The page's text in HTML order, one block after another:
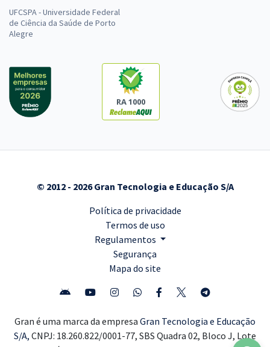
UFCSPA - Universidade Federal
de Ciência da Saúde de Porto
Alegre
RA 1000
© 2012 - 2026 Gran Tecnologia e Educação S/A
Política de privacidade
Termos de uso
Regulamentos
Segurança
Mapa do site
Gran é uma marca da empresa Gran Tecnologia e Educação
S/A, CNPJ: 18.260.822/0001-77, SBS Quadra 02, Bloco J, Lote